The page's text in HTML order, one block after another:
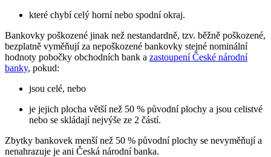
které chybí celý horní nebo spodní okraj.
Bankovky poškozené jinak než nestandardně, tzv. běžně poškozené,
bezplatně vyměňují za nepoškozené bankovky stejné nominální
hodnoty pobočky obchodních bank a zastoupení České národní
banky, pokud:
jsou celé, nebo
je jejich plocha větší než 50 % původní plochy a jsou celistvé
nebo se skládají nejvýše ze 2 částí.
Zbytky bankovek menší než 50 % původní plochy se nevyměňují a
nenahrazuje je ani Česká národní banka.